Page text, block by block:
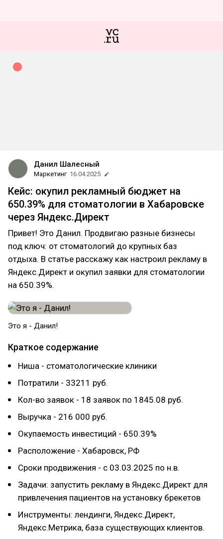
Данил Шалесный
Маркетинг 16.04.2025
Кейс: окупил рекламный бюджет на
650.39% для стоматологии в Хабаровске
через Яндекс.Директ
Привет! Это Данил. Продвигаю разные бизнесы
под ключ: от стоматологий до крупных баз
отдыха. В статье расскажу как настроил рекламу в
Яндекс.Директ и окупил заявки для стоматологии
на 650.39%.
Это я - Данил!
Краткое содержание
Ниша - стоматологические клиники
Потратили - 33211 руб.
Кол-во заявок - 18 заявок по 1845.08 руб.
Выручка - 216 000 руб.
Окупаемость инвестиций - 650.39%
Расположение - Хабаровск, РФ
Сроки продвижения - с 03.03.2025 по н.в.
Задачи: запустить рекламу в Яндекс.Директ для
привлечения пациентов на установку брекетов
Инструменты: лендинги, Яндекс.Директ,
Яндекс.Метрика, база существующих клиентов.